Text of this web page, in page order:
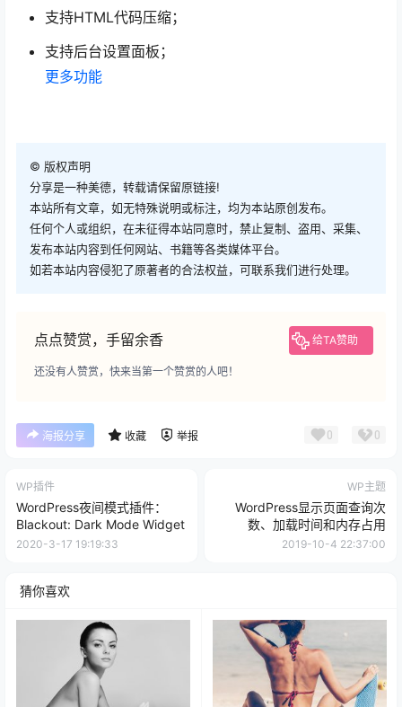
支持HTML代码压缩；
支持后台设置面板；
更多功能
© 版权声明
分享是一种美德，转载请保留原链接!
本站所有文章，如无特殊说明或标注，均为本站原创发布。
任何个人或组织，在未征得本站同意时，禁止复制、盗用、采集、
发布本站内容到任何网站、书籍等各类媒体平台。
如若本站内容侵犯了原著者的合法权益，可联系我们进行处理。
点点赞赏，手留余香 给TA赞助
还没有人赞赏，快来当第一个赞赏的人吧！
海报分享 收藏 举报 0 0
WP插件
WordPress夜间模式插件：
Blackout: Dark Mode Widget
2020-3-17 19:19:33
WP主题
WordPress显示页面查询次
数、加载时间和内存占用
2019-10-4 22:37:00
猜你喜欢